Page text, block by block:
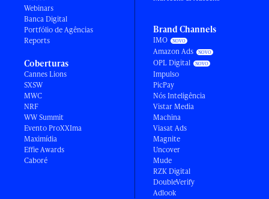
Webinars
Banca Digital
Portfólio de Agências
Reports
Coberturas
Cannes Lions
SXSW
MWC
NRF
WW Summit
Evento ProXXIma
Maximídia
Effie Awards
Caboré
Brand Channels
IMO
Amazon Ads
OPL Digital
Impulso
PicPay
Nós Inteligência
Vistar Media
Machina
Viasat Ads
Magnite
Uncover
Mude
RZK Digital
DoubleVerify
Adlook